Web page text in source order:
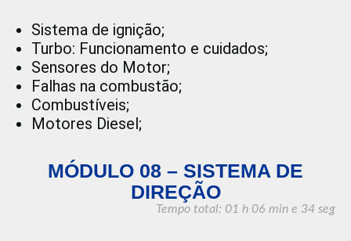
Sistema de ignição;
Turbo: Funcionamento e cuidados;
Sensores do Motor;
Falhas na combustão;
Combustíveis;
Motores Diesel;
MÓDULO 08 – SISTEMA DE
DIREÇÃO
Tempo total: 01 h 06 min e 34 seg